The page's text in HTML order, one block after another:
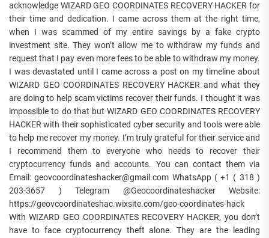
acknowledge WIZARD GEO COORDINATES RECOVERY HACKER for
their time and dedication. I came across them at the right time,
when I was scammed of my entire savings by a fake crypto
investment site. They won’t allow me to withdraw my funds and
request that I pay even more fees to be able to withdraw my money.
I was devastated until I came across a post on my timeline about
WIZARD GEO COORDINATES RECOVERY HACKER and what they
are doing to help scam victims recover their funds. I thought it was
impossible to do that but WIZARD GEO COORDINATES RECOVERY
HACKER with their sophisticated cyber security and tools were able
to help me recover my money. I’m truly grateful for their service and
I recommend them to everyone who needs to recover their
cryptocurrency funds and accounts. You can contact them via
Email: geovcoordinateshacker@gmail.com WhatsApp ( +1 ( 318 )
203-3657 ) Telegram @Geocoordinateshacker Website:
https://geovcoordinateshac.wixsite.com/geo-coordinates-hack
With WIZARD GEO COORDINATES RECOVERY HACKER, you don’t
have to face cryptocurrency theft alone. They are the leading